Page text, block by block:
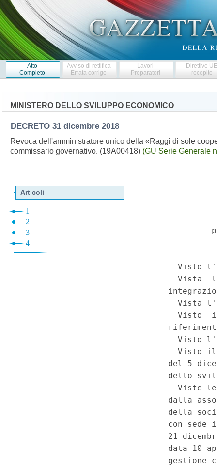
Atto
Completo
Avviso di rettifica
Errata corrige
Lavori
Preparatori
Direttive
recepite
MINISTERO DELLO SVILUPPO ECONOMICO
DECRETO 31 dicembre 2018
Revoca dell'amministratore unico della «Raggi di sole
commissario governativo. (19A00418) (GU Serie Generale